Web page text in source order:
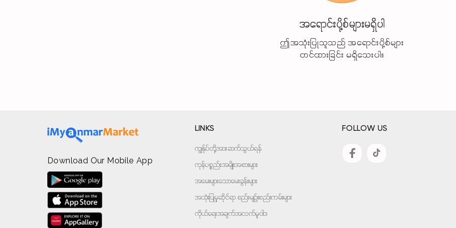
အရောင်းပို့စ်များမရှိပါ
ဤအသုံးပြုသူသည် အရောင်းပို့စ်များ
တင်ထားခြင်း မရှိသေးပါ။
Download Our Mobile App
LINKS
ကျွန်ုပ်တို့အားဆက်သွယ်ရန်
ကုန်ပစ္စည်းအမျိုးအစားများ
အမေးများသောမေးခွန်းများ
အသုံးပြုမှုဆိုင်ရာ စည်းမျဉ်းစည်းကမ်းများ
ကိုယ်ရေးအချက်အလက်မူဝါဒ
FOLLOW US